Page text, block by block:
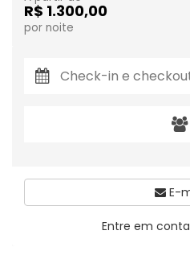
R$ 1.300,00
por noite
E-
Entre em